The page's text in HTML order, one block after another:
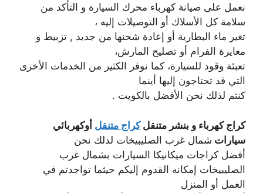
نعمل على صيانة كهرباء محرك السيارة و التأكد من
سلامة كل الأسلاك أو التوصيلات إليه ،
تغير ماء البطارية أو إعادة شحنها من جديد , تزبيط و
معايرة الفرام أو تصليح المارش،
تعبئة وقود للسيارة، كما نوفر الكثير من الخدمات الأخرى
التي قد تحتاجون إليها أينما
كنتم لذلك نحن الأفضل بالكويت .
كراج كهرباء و بنشر متنقلكراج متنقل أوكهربائي
سيارات شمال غرب الصليبيخات لذلك نحن
أفضل كراجات ميكانيكا السيارات بشمال غرب
الصليبيخات إمكانه القدوم إليكم حيثما تواجدتم في
العمل أو المنزل